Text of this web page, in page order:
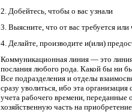
2. Добейтесь, чтобы о вас узнали
3. Выясните, что от вас требуется или
4. Делайте, производите и(или)
Коммуникационная линия — это
послания любого рода. Какой бы ни
Все подразделения и отделы
сразу уволиться, ибо эта
учета рабочего времени,
хозяйственную часть на